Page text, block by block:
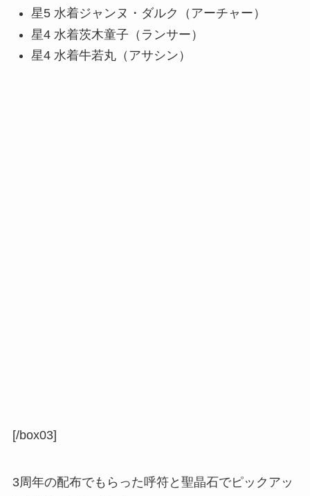
星5 水着ジャンヌ・ダルク（アーチャー）
星4 水着茨木童子（ランサー）
星4 水着牛若丸（アサシン）
[/box03]
3周年の配布でもらった呼符と聖晶石でピックアッ